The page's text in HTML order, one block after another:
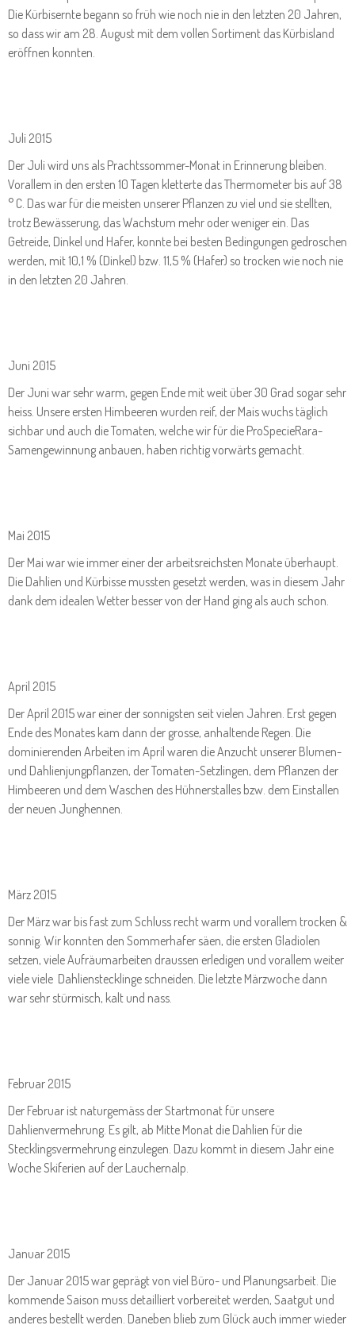
Die Kürbisernte begann so früh wie noch nie in den letzten 20 Jahren,
so dass wir am 28. August mit dem vollen Sortiment das Kürbisland
eröffnen konnten.
Juli 2015
Der Juli wird uns als Prachtssommer-Monat in Erinnerung bleiben.
Vorallem in den ersten 10 Tagen kletterte das Thermometer bis auf 38
° C. Das war für die meisten unserer Pflanzen zu viel und sie stellten,
trotz Bewässerung, das Wachstum mehr oder weniger ein. Das
Getreide, Dinkel und Hafer, konnte bei besten Bedingungen gedroschen
werden, mit 10,1 % (Dinkel) bzw. 11,5 % (Hafer) so trocken wie noch nie
in den letzten 20 Jahren.
Juni 2015
Der Juni war sehr warm, gegen Ende mit weit über 30 Grad sogar sehr
heiss. Unsere ersten Himbeeren wurden reif, der Mais wuchs täglich
sichbar und auch die Tomaten, welche wir für die ProSpecieRara-
Samengewinnung anbauen, haben richtig vorwärts gemacht.
Mai 2015
Der Mai war wie immer einer der arbeitsreichsten Monate überhaupt.
Die Dahlien und Kürbisse mussten gesetzt werden, was in diesem Jahr
dank dem idealen Wetter besser von der Hand ging als auch schon.
April 2015
Der April 2015 war einer der sonnigsten seit vielen Jahren. Erst gegen
Ende des Monates kam dann der grosse, anhaltende Regen. Die
dominierenden Arbeiten im April waren die Anzucht unserer Blumen-
und Dahlienjungpflanzen, der Tomaten-Setzlingen, dem Pflanzen der
Himbeeren und dem Waschen des Hühnerstalles bzw. dem Einstallen
der neuen Junghennen.
März 2015
Der März war bis fast zum Schluss recht warm und vorallem trocken &
sonnig. Wir konnten den Sommerhafer säen, die ersten Gladiolen
setzen, viele Aufräumarbeiten draussen erledigen und vorallem weiter
viele viele Dahlienstecklinge schneiden. Die letzte Märzwoche dann
war sehr stürmisch, kalt und nass.
Februar 2015
Der Februar ist naturgemäss der Startmonat für unsere
Dahlienvermehrung. Es gilt, ab Mitte Monat die Dahlien für die
Stecklingsvermehrung einzulegen. Dazu kommt in diesem Jahr eine
Woche Skiferien auf der Lauchernalp.
Januar 2015
Der Januar 2015 war geprägt von viel Büro- und Planungsarbeit. Die
kommende Saison muss detailliert vorbereitet werden, Saatgut und
anderes bestellt werden. Daneben blieb zum Glück auch immer wieder